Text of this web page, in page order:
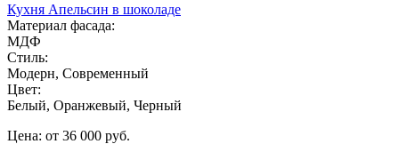
Кухня Апельсин в шоколаде
Материал фасада:
МДФ
Стиль:
Модерн, Современный
Цвет:
Белый, Оранжевый, Черный
Цена: от 36 000 руб.